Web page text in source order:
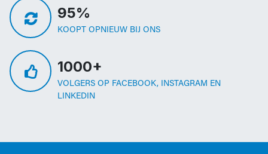
95%
KOOPT OPNIEUW BIJ ONS
1000+
VOLGERS OP FACEBOOK, INSTAGRAM EN
LINKEDIN